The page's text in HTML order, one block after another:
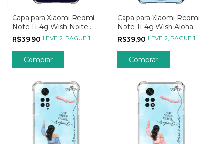
Capa para Xiaomi Redmi
Note 11 4g Wish Noite
Estrelada
R$39,90 LEVE 2, PAGUE 1
Comprar
Capa para Xiaomi Redmi
Note 11 4g Wish Aloha
R$39,90 LEVE 2, PAGUE 1
Comprar